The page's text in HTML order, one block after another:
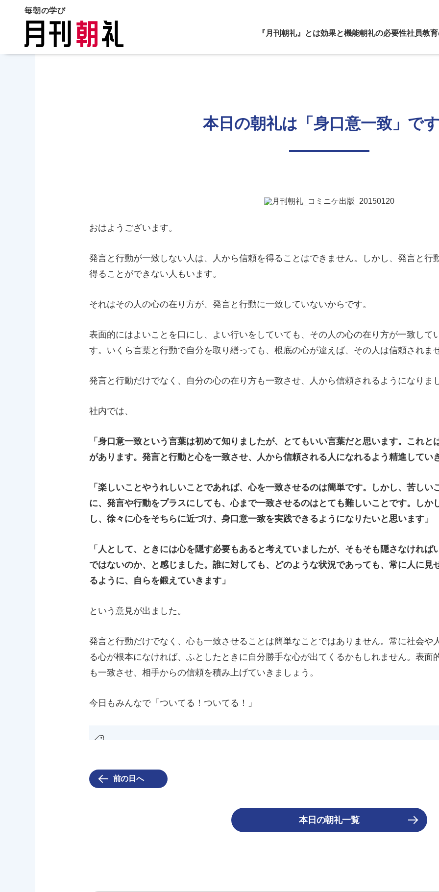
毎朝の学び
『月刊朝礼』とは効果と機能朝礼の必要性社員教
本日の朝礼は「身口意一致」で
おはようございます。
発言と行動が一致しない人は、人から信頼を得ることはできません。しかし、発言と行
得ることができない人もいます。
それはその人の心の在り方が、発言と行動に一致していないからです。
表面的にはよいことを口にし、よい行いをしていても、その人の心の在り方が一致して
す。いくら言葉と行動で自分を取り繕っても、根底の心が違えば、その人は信頼されま
発言と行動だけでなく、自分の心の在り方も一致させ、人から信頼されるようになりま
社内では、
「身口意一致という言葉は初めて知りましたが、とてもいい言葉だと思います。これ
があります。発言と行動と心を一致させ、人から信頼される人になれるよう精進してい
「楽しいことやうれしいことであれば、心を一致させるのは簡単です。しかし、苦しい
に、発言や行動をプラスにしても、心まで一致させるのはとても難しいことです。しか
し、徐々に心をそちらに近づけ、身口意一致を実践できるようになりたいと思います」
「人として、ときには心を隠す必要もあると考えていましたが、そもそも隠さなけれ
ではないのか、と感じました。誰に対しても、どのような状況であっても、常に人に見
るように、自らを鍛えていきます」
という意見が出ました。
発言と行動だけでなく、心も一致させることは簡単なことではありません。常に社会や
る心が根本になければ、ふとしたときに自分勝手な心が出てくるかもしれません。表面
も一致させ、相手からの信頼を積み上げていきましょう。
今日もみんなで「ついてる！ついてる！」
前の日へ
本日の朝礼一覧